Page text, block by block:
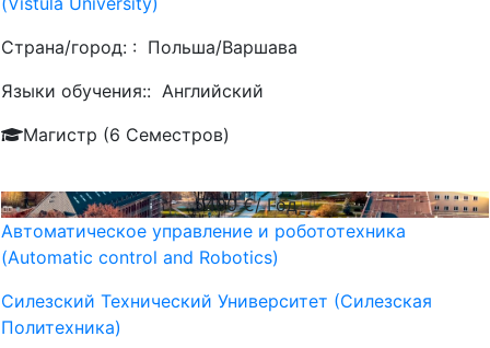
Страна/город: : Польша/Варшава
Языки обучения:: Английский
Магистр (6 Семестров)
5400€/ Год
Автоматическое управление и робототехника
(Automatic control and Robotics)
Силезский Технический Университет (Силезская
Политехника)